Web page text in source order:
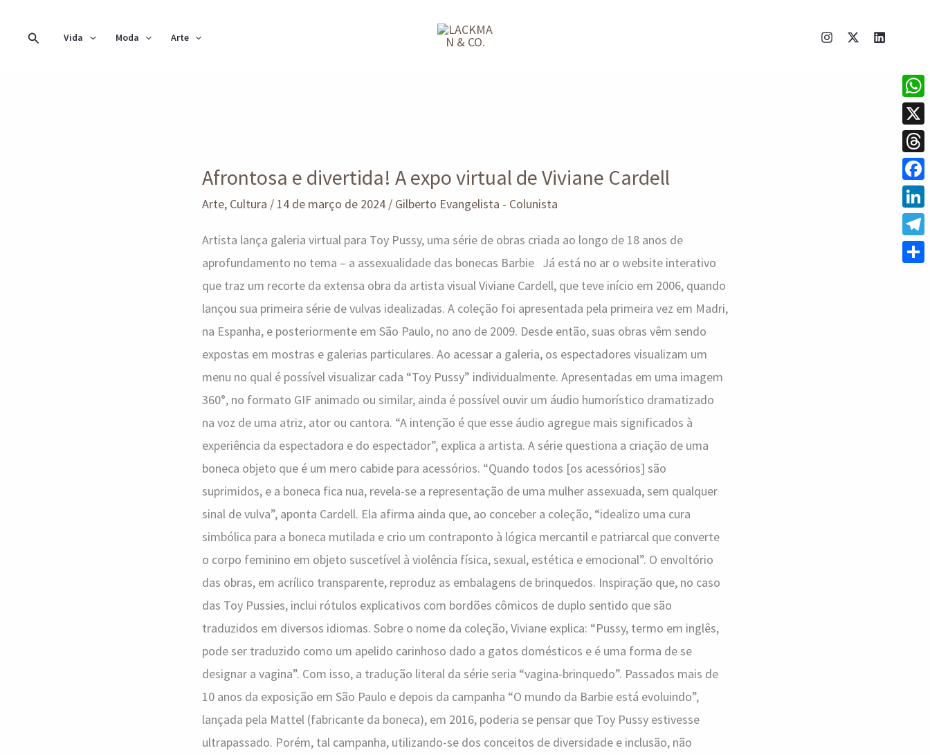
Pesquisar
Vida Moda Arte
Afrontosa e divertida! A expo virtual de Viviane Cardell
Arte, Cultura / 14 de março de 2024 / Gilberto Evangelista - Colunista
Artista lança galeria virtual para Toy Pussy, uma série de obras criada ao longo de 18 anos de
aprofundamento no tema – a assexualidade das bonecas Barbie Já está no ar o website interativo
que traz um recorte da extensa obra da artista visual Viviane Cardell, que teve início em 2006, quando
lançou sua primeira série de vulvas idealizadas. A coleção foi apresentada pela primeira vez em Madri,
na Espanha, e posteriormente em São Paulo, no ano de 2009. Desde então, suas obras vêm sendo
expostas em mostras e galerias particulares. Ao acessar a galeria, os espectadores visualizam um
menu no qual é possível visualizar cada “Toy Pussy” individualmente. Apresentadas em uma imagem
360°, no formato GIF animado ou similar, ainda é possível ouvir um áudio humorístico dramatizado
na voz de uma atriz, ator ou cantora. “A intenção é que esse áudio agregue mais significados à
experiência da espectadora e do espectador”, explica a artista. A série questiona a criação de uma
boneca objeto que é um mero cabide para acessórios. “Quando todos [os acessórios] são
suprimidos, e a boneca fica nua, revela-se a representação de uma mulher assexuada, sem qualquer
sinal de vulva”, aponta Cardell. Ela afirma ainda que, ao conceber a coleção, “idealizo uma cura
simbólica para a boneca mutilada e crio um contraponto à lógica mercantil e patriarcal que converte
o corpo feminino em objeto suscetível à violência física, sexual, estética e emocional”. O envoltório
das obras, em acrílico transparente, reproduz as embalagens de brinquedos. Inspiração que, no caso
das Toy Pussies, inclui rótulos explicativos com bordões cômicos de duplo sentido que são
traduzidos em diversos idiomas. Sobre o nome da coleção, Viviane explica: “Pussy, termo em inglês,
pode ser traduzido como um apelido carinhoso dado a gatos domésticos e é uma forma de se
designar a vagina”. Com isso, a tradução literal da série seria “vagina-brinquedo”. Passados mais de
10 anos da exposição em São Paulo e depois da campanha “O mundo da Barbie está evoluindo”,
lançada pela Mattel (fabricante da boneca), em 2016, poderia se pensar que Toy Pussy estivesse
ultrapassado. Porém, tal campanha, utilizando-se dos conceitos de diversidade e inclusão, não
divertida!
A
virtual
de
Viviane
Cardell
X